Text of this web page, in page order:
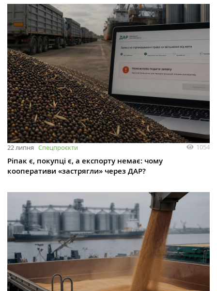
22 липня Спецпроєкти 1054
Ріпак є, покупці є, а експорту немає: чому
кооперативи «застрягли» через ДАР?